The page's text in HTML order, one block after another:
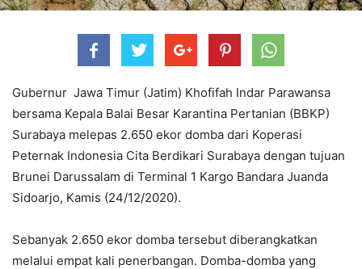
Gubernur Jawa Timur (Jatim) Khofifah Indar Parawansa
bersama Kepala Balai Besar Karantina Pertanian (BBKP)
Surabaya melepas 2.650 ekor domba dari Koperasi
Peternak Indonesia Cita Berdikari Surabaya dengan tujuan
Brunei Darussalam di Terminal 1 Kargo Bandara Juanda
Sidoarjo, Kamis (24/12/2020).
Sebanyak 2.650 ekor domba tersebut diberangkatkan
melalui empat kali penerbangan. Domba-domba yang